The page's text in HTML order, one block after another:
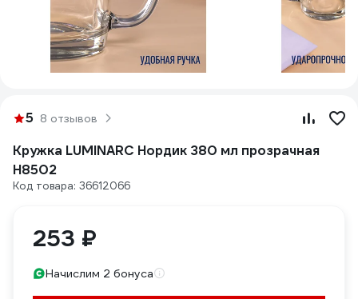
5 8 отзывов
Кружка LUMINARC Нордик 380 мл прозрачная
H8502
Код товара: 36612066
253 ₽
Начислим 2 бонуса